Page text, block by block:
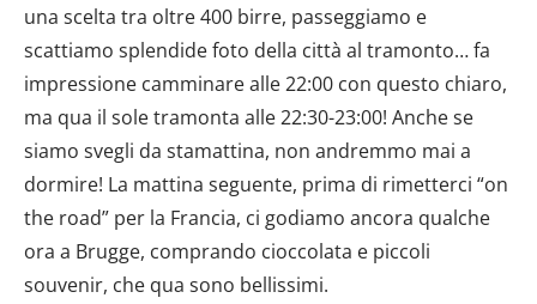
una scelta tra oltre 400 birre, passeggiamo e
scattiamo splendide foto della città al tramonto… fa
impressione camminare alle 22:00 con questo chiaro,
ma qua il sole tramonta alle 22:30-23:00! Anche se
siamo svegli da stamattina, non andremmo mai a
dormire! La mattina seguente, prima di rimetterci “on
the road” per la Francia, ci godiamo ancora qualche
ora a Brugge, comprando cioccolata e piccoli
souvenir, che qua sono bellissimi.